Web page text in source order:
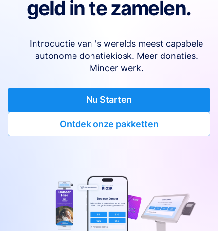
geld in te zamelen.
Introductie van 's werelds meest capabele
autonome donatiekiosk. Meer donaties.
Minder werk.
Nu Starten
Ontdek onze pakketten